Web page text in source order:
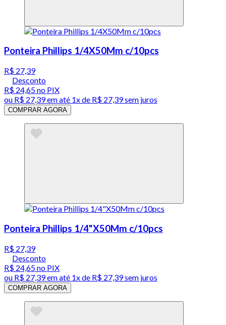
Ponteira Phillips 1/4X50Mm c/10pcs
R$ 27,39
Desconto
R$ 24,65no PIX
ou R$ 27,39em até 1x de R$ 27,39sem juros
COMPRAR AGORA
Ponteira Phillips 1/4"X50Mm c/10pcs
R$ 27,39
Desconto
R$ 24,65no PIX
ou R$ 27,39em até 1x de R$ 27,39sem juros
COMPRAR AGORA